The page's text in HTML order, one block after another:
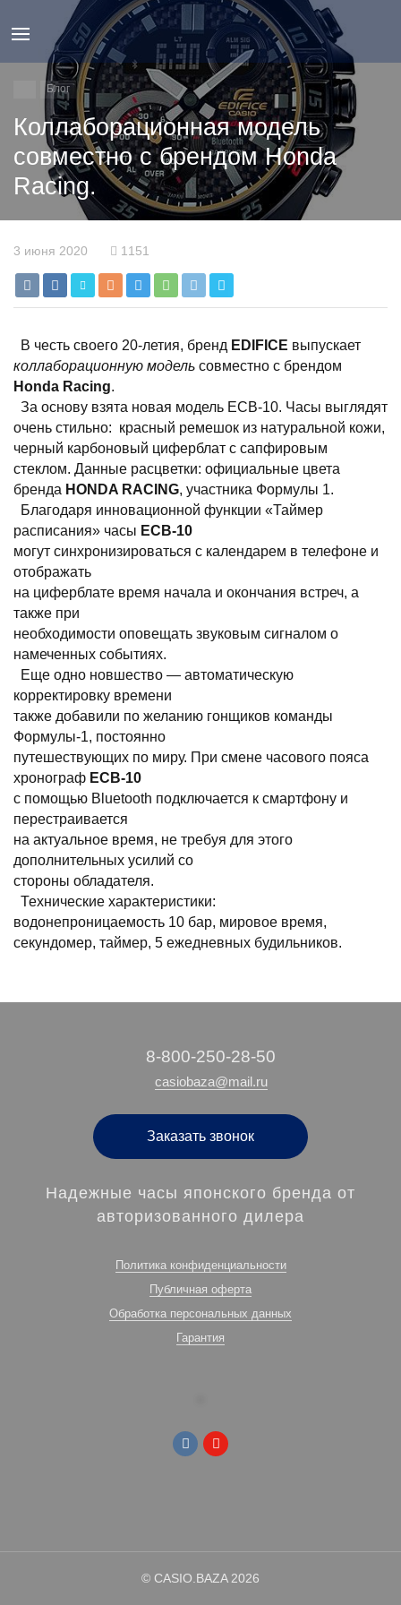
Блог
Коллаборационная модель
совместно с брендом Honda
Racing.
3 июня 2020 1151
В честь своего 20-летия, бренд EDIFICE выпускает
коллаборационную модель совместно с брендом
Honda Racing.
За основу взята новая модель ECB-10. Часы выглядят
очень стильно: красный ремешок из натуральной кожи,
черный карбоновый циферблат с сапфировым
стеклом. Данные расцветки: официальные цвета
бренда HONDA RACING, участника Формулы 1.
Благодаря инновационной функции «Таймер
расписания» часы ECB-10
могут синхронизироваться с календарем в телефоне и
отображать
на циферблате время начала и окончания встреч, а
также при
необходимости оповещать звуковым сигналом о
намеченных событиях.
Еще одно новшество — автоматическую
корректировку времени
также добавили по желанию гонщиков команды
Формулы-1, постоянно
путешествующих по миру. При смене часового пояса
хронограф ECB-10
с помощью Bluetooth подключается к смартфону и
перестраивается
на актуальное время, не требуя для этого
дополнительных усилий со
стороны обладателя.
Технические характеристики:
водонепроницаемость 10 бар, мировое время,
секундомер, таймер, 5 ежедневных будильников.
‭8-800-250-28-50
casiobaza@mail.ru
Заказать звонок
Надежные часы японского бренда от
авторизованного дилера
Политика конфиденциальности
Публичная оферта
Обработка персональных данных
Гарантия
© CASIO.BAZA 2026